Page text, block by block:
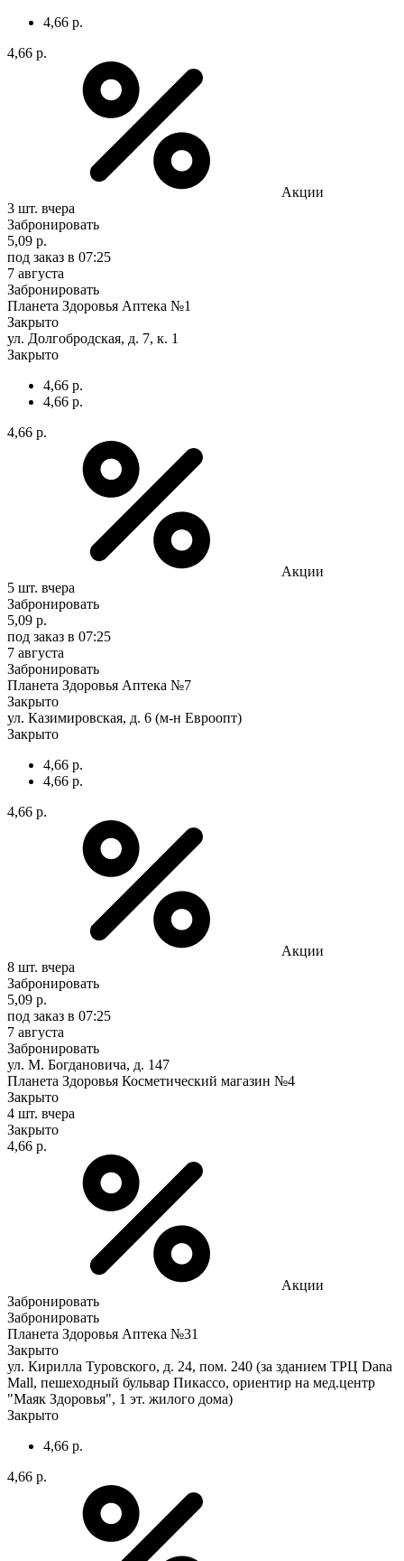
4,66 р.
4,66 р.
Акции
3 шт. вчера
Забронировать
5,09 р.
под заказ в 07:25
7 августа
Забронировать
Планета Здоровья Аптека №1
Закрыто
ул. Долгобродская, д. 7, к. 1
Закрыто
4,66 р.
4,66 р.
4,66 р.
Акции
5 шт. вчера
Забронировать
5,09 р.
под заказ в 07:25
7 августа
Забронировать
Планета Здоровья Аптека №7
Закрыто
ул. Казимировская, д. 6 (м-н Евроопт)
Закрыто
4,66 р.
4,66 р.
4,66 р.
Акции
8 шт. вчера
Забронировать
5,09 р.
под заказ в 07:25
7 августа
Забронировать
ул. М. Богдановича, д. 147
Планета Здоровья Косметический магазин №4
Закрыто
4 шт. вчера
Закрыто
4,66 р.
Акции
Забронировать
Забронировать
Планета Здоровья Аптека №31
Закрыто
ул. Кирилла Туровского, д. 24, пом. 240 (за зданием ТРЦ Dana
Mall, пешеходный бульвар Пикассо, ориентир на мед.центр
"Маяк Здоровья", 1 эт. жилого дома)
Закрыто
4,66 р.
4,66 р.